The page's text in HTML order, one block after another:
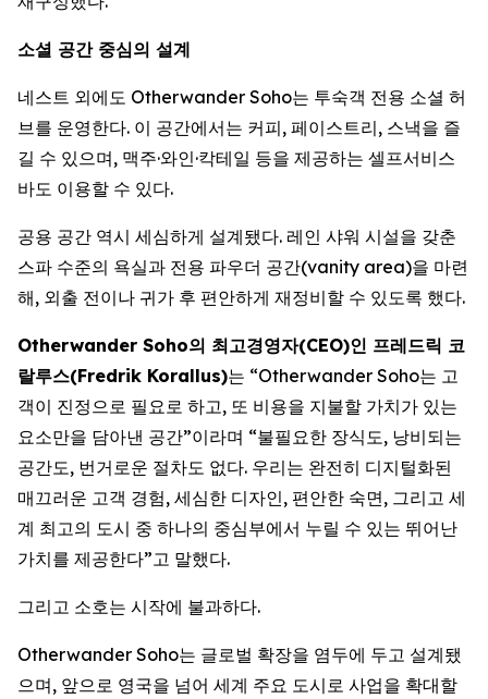
소셜 공간 중심의 설계
네스트 외에도 Otherwander Soho는 투숙객 전용 소셜 허
브를 운영한다. 이 공간에서는 커피, 페이스트리, 스낵을 즐
길 수 있으며, 맥주·와인·칵테일 등을 제공하는 셀프서비스
바도 이용할 수 있다.
공용 공간 역시 세심하게 설계됐다. 레인 샤워 시설을 갖춘
스파 수준의 욕실과 전용 파우더 공간(vanity area)을 마련
해, 외출 전이나 귀가 후 편안하게 재정비할 수 있도록 했다.
Otherwander Soho의 최고경영자(CEO)인 프레드릭 코
랄루스(Fredrik Korallus)는 “Otherwander Soho는 고
객이 진정으로 필요로 하고, 또 비용을 지불할 가치가 있는
요소만을 담아낸 공간”이라며 “불필요한 장식도, 낭비되는
공간도, 번거로운 절차도 없다. 우리는 완전히 디지털화된
매끄러운 고객 경험, 세심한 디자인, 편안한 숙면, 그리고 세
계 최고의 도시 중 하나의 중심부에서 누릴 수 있는 뛰어난
가치를 제공한다”고 말했다.
그리고 소호는 시작에 불과하다.
Otherwander Soho는 글로벌 확장을 염두에 두고 설계됐
으며, 앞으로 영국을 넘어 세계 주요 도시로 사업을 확대할